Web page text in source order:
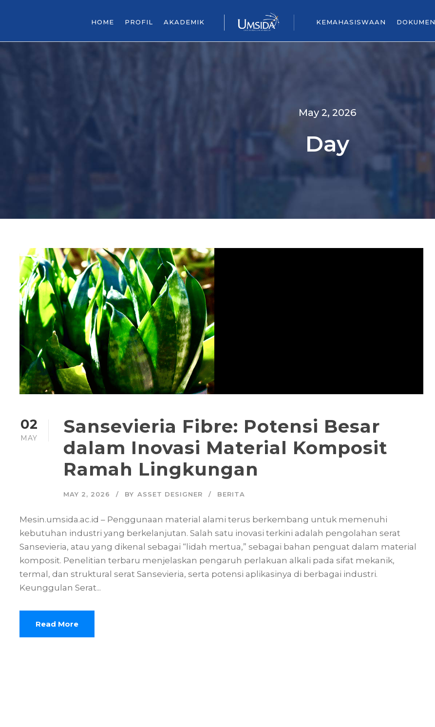
HOME PROFIL AKADEMIK KEMAHASISWAAN DOKUMEN
May 2, 2026
Day
02
MAY
Sansevieria Fibre: Potensi Besar
dalam Inovasi Material Komposit
Ramah Lingkungan
MAY 2, 2026 BY ASSET DESIGNER BERITA
Mesin.umsida.ac.id – Penggunaan material alami terus berkembang untuk memenuhi
kebutuhan industri yang berkelanjutan. Salah satu inovasi terkini adalah pengolahan serat
Sansevieria, atau yang dikenal sebagai “lidah mertua,” sebagai bahan penguat dalam material
komposit. Penelitian terbaru menjelaskan pengaruh perlakuan alkali pada sifat mekanik,
termal, dan struktural serat Sansevieria, serta potensi aplikasinya di berbagai industri.
Keunggulan Serat...
Read More